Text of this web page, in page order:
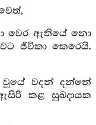
වෙර ඇතියේ නො
ජීවිකා කෙරෙයි.
වූයේ වදන් දන්නේ
කළ සුඛදායක